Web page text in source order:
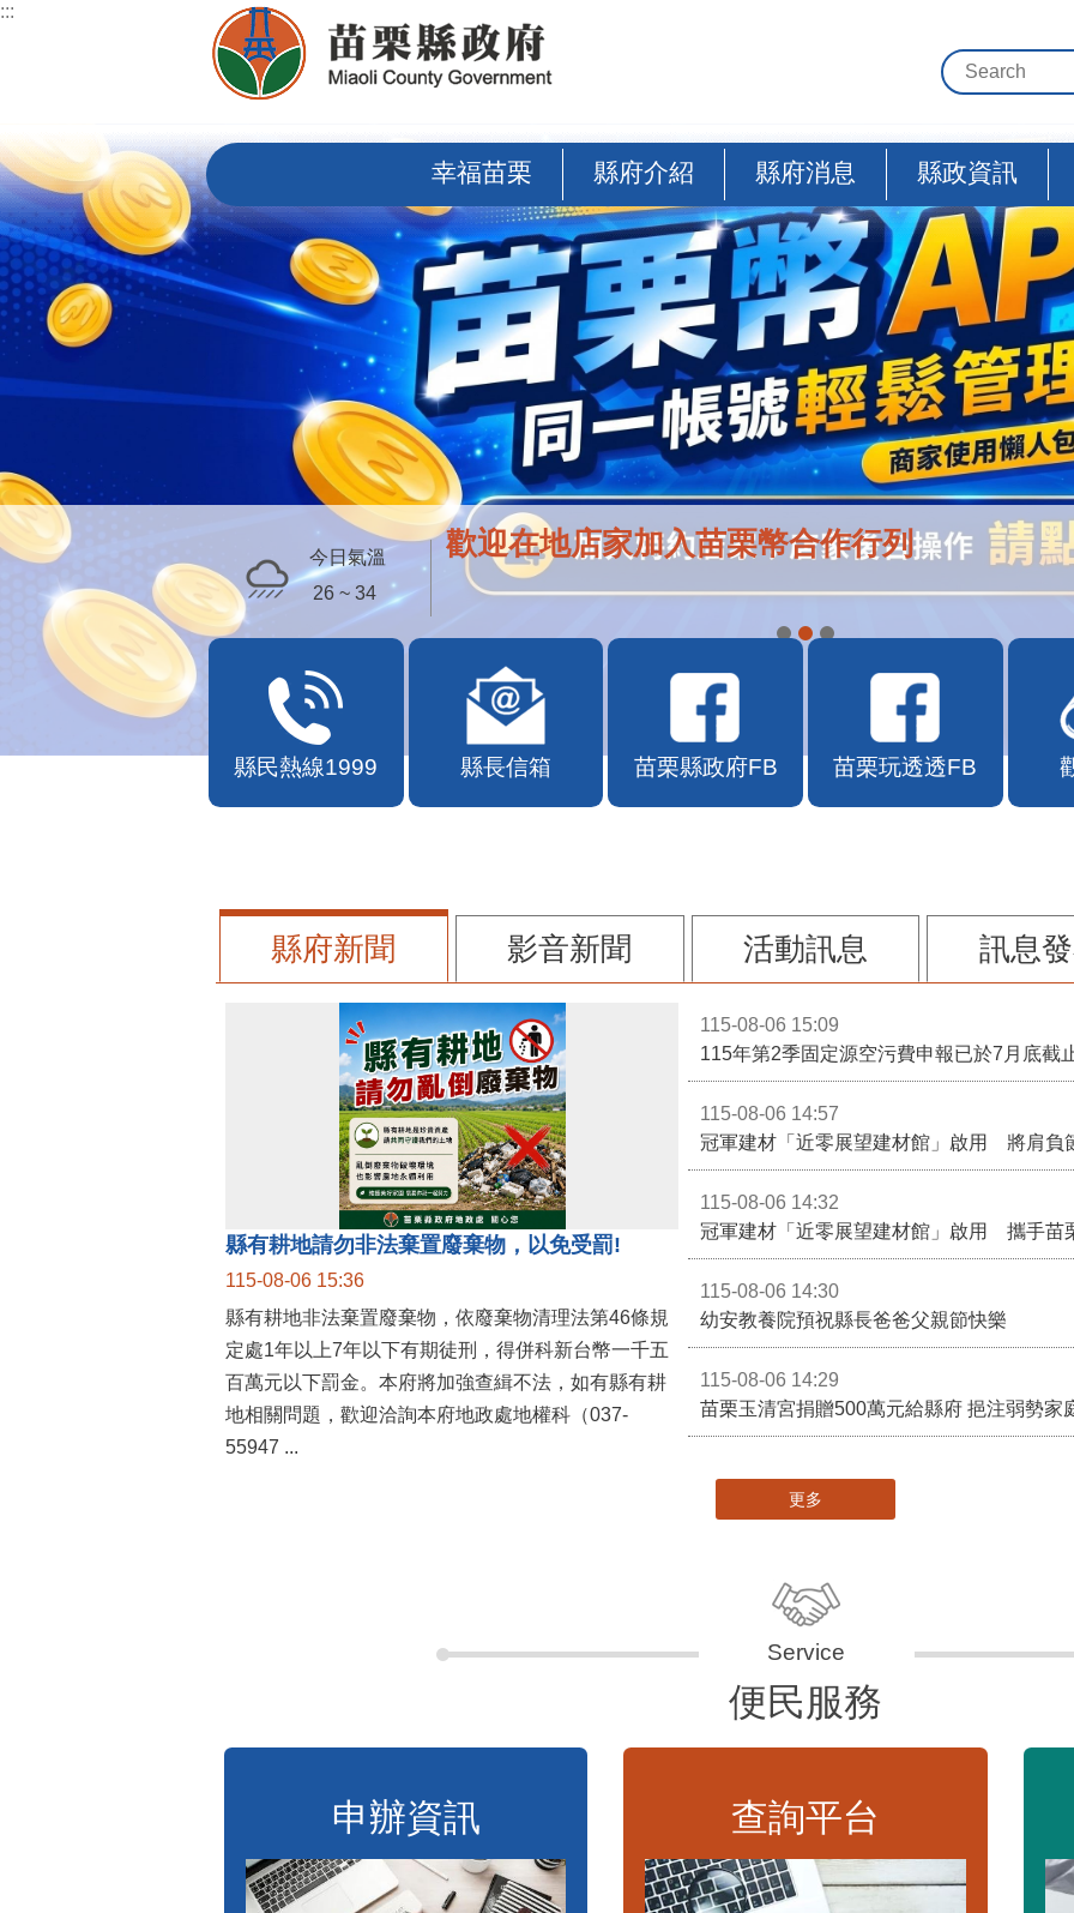
跳到主要內容區塊
:::
幸福苗栗 縣府介紹 縣府消息 縣政資訊
歡迎在地店家加入苗栗幣合作行列
今日氣溫
26 ~ 34
縣民熱線1999 縣長信箱 苗栗縣政府FB 苗栗玩透透FB
縣府新聞 影音新聞 活動訊息 訊息
縣有耕地請勿非法棄置廢棄物，以免受罰!
115-08-06 15:36
縣有耕地非法棄置廢棄物，依廢棄物清理法第46條規
定處1年以上7年以下有期徒刑，得併科新台幣一千五
百萬元以下罰金。本府將加強查緝不法，如有縣有耕
地相關問題，歡迎洽詢本府地政處地權科（037-
55947 ...
115-08-06 15:09
115-08-06 14:57
冠軍建材「近零展望建材館」啟用 將肩負
115-08-06 14:32
冠軍建材「近零展望建材館」啟用 攜手苗
115-08-06 14:30
幼安教養院預祝縣長爸爸父親節快樂
115-08-06 14:29
苗栗玉清宮捐贈500萬元給縣府 挹注弱勢家
更多
便民服務
申辦資訊 查詢平台